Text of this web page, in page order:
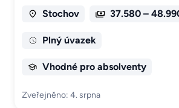
Stochov 37.580 –
Plný úvazek
Vhodné pro absolventy
Zveřejněno: 4. srpna